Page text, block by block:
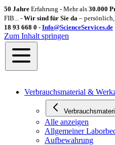
50 Jahre Erfahrung - Mehr als 30.000
FIB... - Wir sind für Sie da –
18 93 668 0 - Info@ScienceServices.de
Zum Inhalt springen
Verbrauchsmaterial &
Alle anzeigen
Allgemeiner
Aufbewahrung